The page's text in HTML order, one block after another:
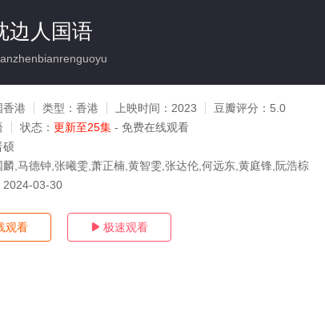
边人国语
香港 类型： 香港 上映时间： 2023 豆瓣评分： 5.0
状态： 更新至25集 - 免费在线观看
硕
麟,马德钟,张曦雯,萧正楠,黄智雯,张达伦,何远东,黄庭锋,阮浩棕
2024-03-30
观看  极速观看